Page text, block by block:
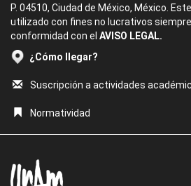
P. 04510, Ciudad de México, México.
utilizado con fines no lucrativos
conformidad con el AVISO LEGAL.
¿Cómo llegar?
Suscripción a actividades
Normatividad